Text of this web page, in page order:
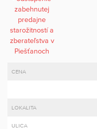
CENA
LOKALITA
ULICA